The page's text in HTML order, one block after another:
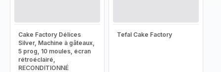
Cake Factory Délices
Silver, Machine à gâteaux,
5 prog, 10 moules, écran
rétroéclairé,
RECONDITIONNÉ
Tefal Cake Factory